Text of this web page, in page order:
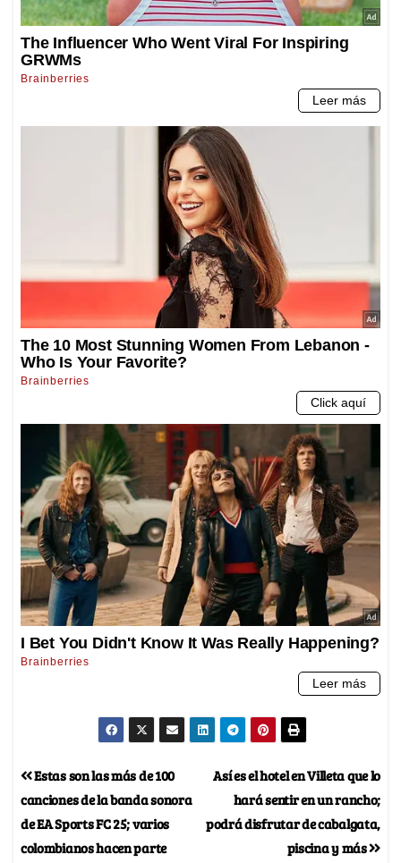
Así es el hotel en Villeta que lo
hará sentir en un rancho;
podrá disfrutar de cabalgata,
piscina y más
Estas son las más de 100
canciones de la banda sonora
de EA Sports FC 25; varios
colombianos hacen parte